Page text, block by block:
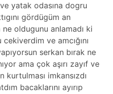
yatak odasına dogru
gördügüm an
ne oldugunu anlamadı ki
ve amcığını
serkan bırak ne
ama çok aşırı zayıf ve
imkansızdı
bacaklarını ayırıp